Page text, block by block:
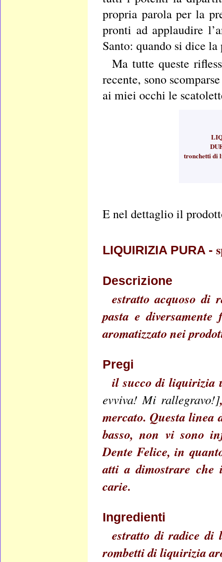
propria parola per la
pronti ad applaudire
Santo: quando si dice
Ma tutte queste
recente, sono
ai miei occhi le
tronchetti di
E nel dettaglio il
LIQUIRIZIA PURA -
Descrizione
estratto acquoso di
pasta e
aromatizzato nei
Pregi
il succo di liquirizia
evviva! Mi rallegravo!]
mercato. Questa linea
basso, non vi sono
Dente Felice, in
atti a dimostrare che
carie.
Ingredienti
estratto di radice di
rombetti di liquirizia